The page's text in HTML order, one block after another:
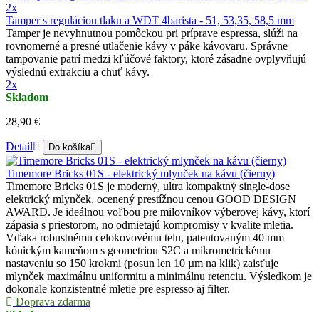
2x
Tamper s reguláciou tlaku a WDT 4barista - 51, 53,35, 58,5 mm
Tamper je nevyhnutnou pomôckou pri príprave espressa, slúži na
rovnomerné a presné utlačenie kávy v páke kávovaru. Správne
tampovanie patrí medzi kľúčové faktory, ktoré zásadne ovplyvňujú
výslednú extrakciu a chuť kávy.
2x
Skladom
28,90 €
Detail Do košíka
Timemore Bricks 01S - elektrický mlynček na kávu (čierny)
Timemore Bricks 01S je moderný, ultra kompaktný single-dose
elektrický mlynček, ocenený prestížnou cenou GOOD DESIGN
AWARD. Je ideálnou voľbou pre milovníkov výberovej kávy, ktorí
zápasia s priestorom, no odmietajú kompromisy v kvalite mletia.
Vďaka robustnému celokovovému telu, patentovaným 40 mm
kónickým kameňom s geometriou S2C a mikrometrickému
nastaveniu so 150 krokmi (posun len 10 µm na klik) zaisťuje
mlynček maximálnu uniformitu a minimálnu retenciu. Výsledkom je
dokonale konzistentné mletie pre espresso aj filter.
Doprava zdarma